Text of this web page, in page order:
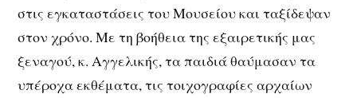
στις εγκαταστάσεις του Μουσείου και ταξίδεψαν
στον χρόνο. Με τη βοήθεια της εξαιρετικής μας
ξεναγού, κ. Αγγελικής, τα παιδιά θαύμασαν τα
υπέροχα εκθέματα, τις τοιχογραφίες αρχαίων